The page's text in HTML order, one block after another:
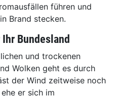
führen und
Brand stecken.
Bundesland
und trockenen
Wolken geht es durch
der Wind zeitweise noch
er sich im